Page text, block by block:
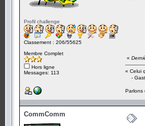
Profil challenge
Classement : 206/55625
Membre Complet
Hors ligne
Messages: 113
«
« Celui
-
Parlons
CommComm